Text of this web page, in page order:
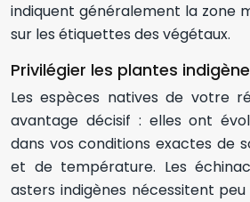
indiquent généralement la zone
sur les étiquettes des végétaux.
Privilégier les plantes
Les espèces natives de votre
avantage décisif : elles ont
dans vos conditions exactes de
et de température. Les
asters indigènes nécessitent peu